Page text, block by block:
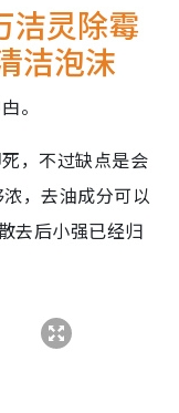
洁灵除霉
洁泡沫
。
，不过缺点是会
，去油成分可以
去后小强已经归